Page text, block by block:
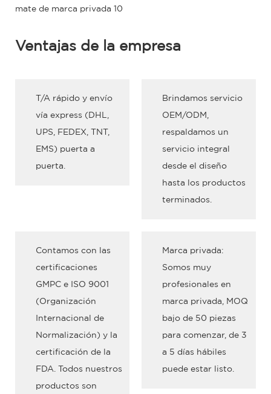
Ventajas de la empresa
T/A rápido y envío
vía express (DHL,
UPS, FEDEX, TNT,
EMS) puerta a
puerta.
Brindamos servicio
OEM/ODM,
respaldamos un
servicio integral
desde el diseño
hasta los productos
terminados.
Contamos con las
certificaciones
GMPC e ISO 9001
(Organización
Internacional de
Normalización) y la
certificación de la
FDA. Todos nuestros
productos son
Marca privada:
Somos muy
profesionales en
marca privada, MOQ
bajo de 50 piezas
para comenzar, de 3
a 5 días hábiles
puede estar listo.